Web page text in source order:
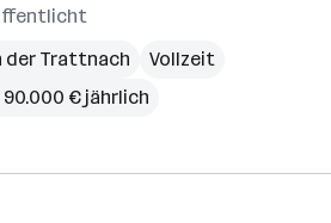
der Trattnach
Vollzeit
90.000 € jährlich